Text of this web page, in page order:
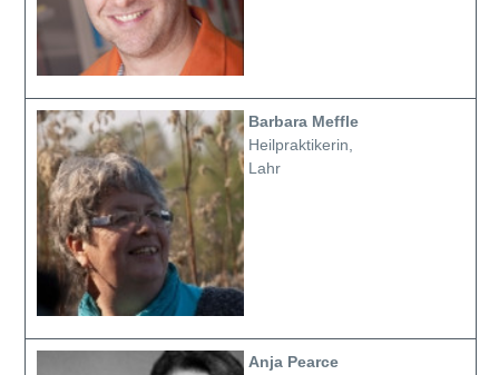
Barbara Meffle
Heilpraktikerin,
Lahr
Anja Pearce